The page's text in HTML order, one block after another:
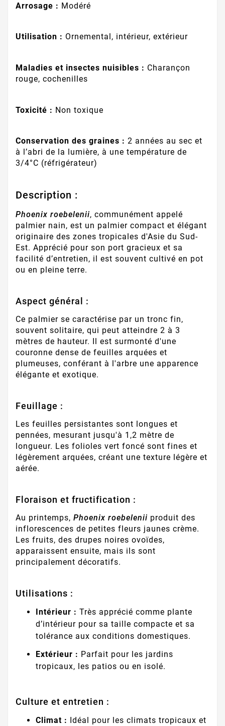
Arrosage : Modéré
Utilisation : Ornemental, intérieur, extérieur
Maladies et insectes nuisibles : Charançon
rouge, cochenilles
Toxicité : Non toxique
Conservation des graines : 2 années au sec et
à l’abri de la lumière, à une température de
3/4°C (réfrigérateur)
Description :
Phoenix roebelenii, communément appelé
palmier nain, est un palmier compact et élégant
originaire des zones tropicales d'Asie du Sud-
Est. Apprécié pour son port gracieux et sa
facilité d’entretien, il est souvent cultivé en pot
ou en pleine terre.
Aspect général :
Ce palmier se caractérise par un tronc fin,
souvent solitaire, qui peut atteindre 2 à 3
mètres de hauteur. Il est surmonté d'une
couronne dense de feuilles arquées et
plumeuses, conférant à l'arbre une apparence
élégante et exotique.
Feuillage :
Les feuilles persistantes sont longues et
pennées, mesurant jusqu'à 1,2 mètre de
longueur. Les folioles vert foncé sont fines et
légèrement arquées, créant une texture légère et
aérée.
Floraison et fructification :
Au printemps, Phoenix roebelenii produit des
inflorescences de petites fleurs jaunes crème.
Les fruits, des drupes noires ovoïdes,
apparaissent ensuite, mais ils sont
principalement décoratifs.
Utilisations :
Intérieur : Très apprécié comme plante
d’intérieur pour sa taille compacte et sa
tolérance aux conditions domestiques.
Extérieur : Parfait pour les jardins
tropicaux, les patios ou en isolé.
Culture et entretien :
Climat : Idéal pour les climats tropicaux et